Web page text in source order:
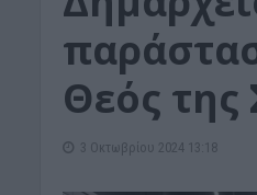
Θεός
3 Οκτωβρίου 2024 13:18